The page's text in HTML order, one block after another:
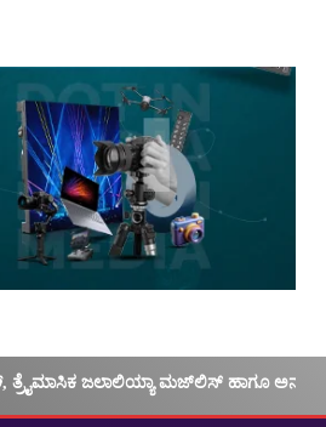
ತ್ರೈಮಾಸಿಕ ಜಲಾಲಿಯ್ಯಾ ಮಜ್‌‌ಲಿಸ್‌‌ ಹಾಗೂ